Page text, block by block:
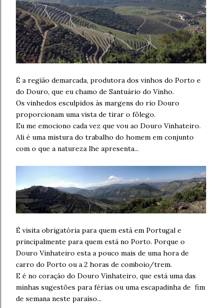
É a região demarcada, produtora dos vinhos do Porto e
do Douro, que eu chamo de Santuário do Vinho.
Os vinhedos esculpidos às margens do rio Douro
proporcionam uma vista de tirar o fôlego.
Eu me emociono cada vez que vou ao Douro Vinhateiro.
Ali é uma mistura do trabalho do homem em conjunto
com o que a natureza lhe apresenta...
É visita obrigatória para quem está em Portugal e
principalmente para quem está no Porto. Porque o
Douro Vinhateiro esta a pouco mais de uma hora de
carro do Porto ou a 2 horas de comboio/trem.
E é no coração do Douro Vinhateiro, que está uma das
minhas sugestões para férias ou uma escapadinha de fim
de semana neste paraíso...